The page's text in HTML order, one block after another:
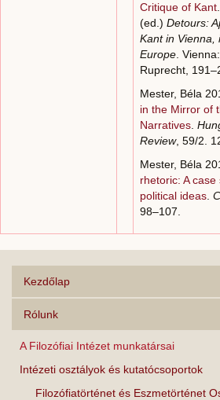
Critique of Kant
(ed.) Detours:
Kant in Vienna,
Europe .
Ruprecht,
Mester, Béla
in the Mirror of
Narratives
Review, 59/2.
Mester, Béla
rhetoric: A
political ideas
98–107.
Kezdőlap
Rólunk
A Filozófiai Intézet munkatársai
Intézeti osztályok és kutatócsoportok
Filozófiatörténet és Eszmetörténet